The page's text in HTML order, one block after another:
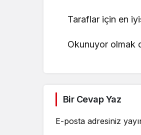
Taraflar için en
Okunuyor olmak
Bir Cevap Yaz
E-posta adresiniz